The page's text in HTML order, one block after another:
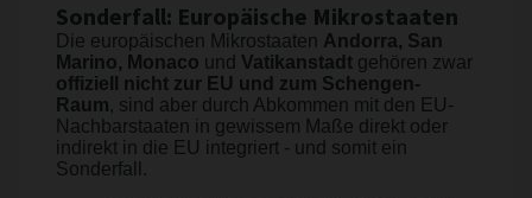
Sonderfall: Europäische Mikrostaaten
Die europäischen Mikrostaaten Andorra, San
Marino, Monaco und Vatikanstadt gehören zwar
offiziell nicht zur EU und zum Schengen-
Raum, sind aber durch Abkommen mit den EU-
Nachbarstaaten in gewissem Maße direkt oder
indirekt in die EU integriert - und somit ein
Sonderfall.